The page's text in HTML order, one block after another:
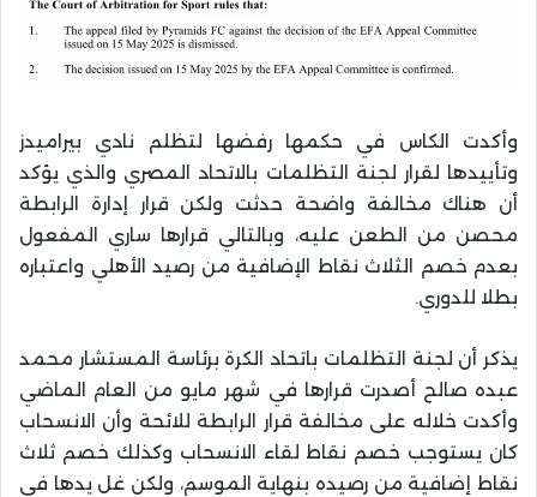
وأكدت الكاس في حكمها رفضها لتظلم نادي بيراميدز
وتأييدها لقرار لجنة التظلمات بالاتحاد المصري والذي يؤكد
أن هناك مخالفة واضحة حدثت ولكن قرار إدارة الرابطة
محصن من الطعن عليه، وبالتالي قرارها ساري المفعول
بعدم خصم الثلاث نقاط الإضافية من رصيد الأهلي واعتباره
بطلا للدوري.
يذكر أن لجنة التظلمات باتحاد الكرة برئاسة المستشار محمد
عبده صالح أصدرت قرارها في شهر مايو من العام الماضي
وأكدت خلاله على مخالفة قرار الرابطة للائحة وأن الانسحاب
كان يستوجب خصم نقاط لقاء الانسحاب وكذلك خصم ثلاث
نقاط إضافية من رصيده بنهاية الموسم، ولكن غل يدها في